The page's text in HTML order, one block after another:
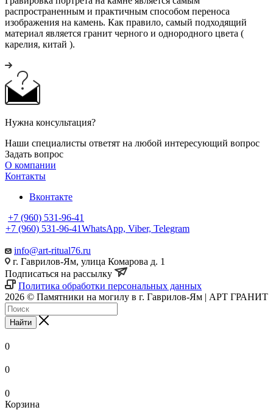
распространенным и практичным способом переноса
изображения на камень. Как правило, самый подходящий
материал является гранит черного и однородного цвета (
карелия, китай ).
Нужна консультация?
Наши специалисты ответят на любой интересующий вопрос
Задать вопрос
О компании
Контакты
Вконтакте
+7 (960) 531-96-41
+7 (960) 531-96-41WhatsApp, Viber, Telegram
info@art-ritual76.ru
г. Гаврилов-Ям, улица Комарова д. 1
Подписаться на рассылку
Политика обработки персональных данных
2026 © Памятники на могилу в г. Гаврилов-Ям | АРТ ГРАНИТ
Найти
0
0
0
Корзина